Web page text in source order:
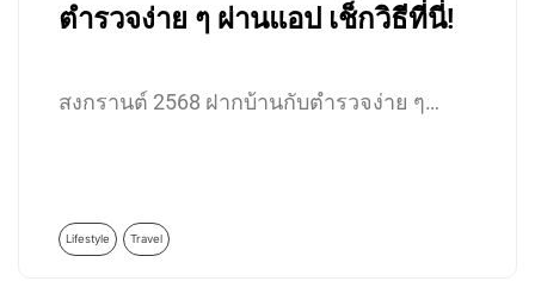
ตำรวจง่าย ๆ ผ่านแอป เช็กวิธีที่นี่!
สงกรานต์ 2568 ฝากบ้านกับตำรวจง่าย ๆ…
Lifestyle Travel